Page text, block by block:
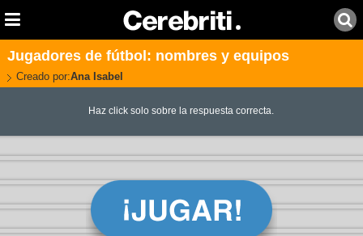
Jugadores de fútbol: nombres y equipos
Creado por:Ana Isabel
Haz click solo sobre la respuesta correcta.